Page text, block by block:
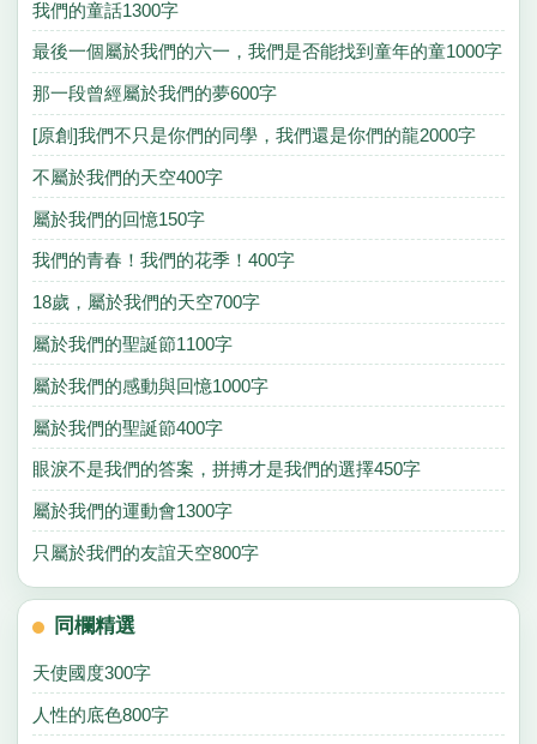
我們的童話1300字
最後一個屬於我們的六一，我們是否能找到童年的童1000字
那一段曾經屬於我們的夢600字
[原創]我們不只是你們的同學，我們還是你們的龍2000字
不屬於我們的天空400字
屬於我們的回憶150字
我們的青春！我們的花季！400字
18歲，屬於我們的天空700字
屬於我們的聖誕節1100字
屬於我們的感動與回憶1000字
屬於我們的聖誕節400字
眼淚不是我們的答案，拼搏才是我們的選擇450字
屬於我們的運動會1300字
只屬於我們的友誼天空800字
同欄精選
天使國度300字
人性的底色800字